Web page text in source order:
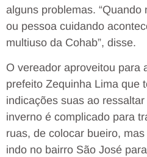
alguns problemas.
ou pessoa cuidando
multiuso da Cohab”, disse.
O vereador aproveitou para
prefeito Zequinha Lima que
indicações suas ao
inverno é complicado para
ruas, de colocar bueiro,
indo no bairro São José